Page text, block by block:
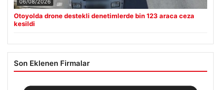
06/08/2026
Otoyolda drone destekli denetimlerde bin 123 araca ceza
kesildi
Son Eklenen Firmalar